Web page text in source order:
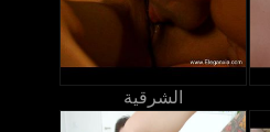
الشرقية